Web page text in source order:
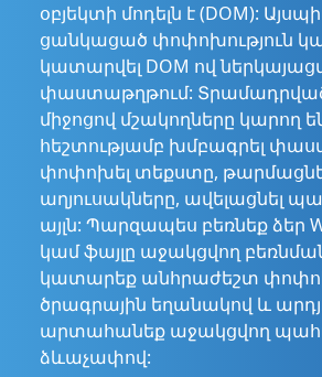
օբյեկտի մոդելն է (DOM):
ցանկացած փոփոխություն
կատարվել DOM ով
փաստաթղթում: Տրամադրված
միջոցով մշակողները կարող
հեշտությամբ խմբագրել
փոփոխել տեքստը,
աղյուսակները, ավելացնել
այլն: Պարզապես բեռնեք ձեր
կամ ֆայլը աջակցվող
կատարեք անհրաժեշտ
ծրագրային եղանակով և
արտահանեք աջակցվող
ձևաչափով: